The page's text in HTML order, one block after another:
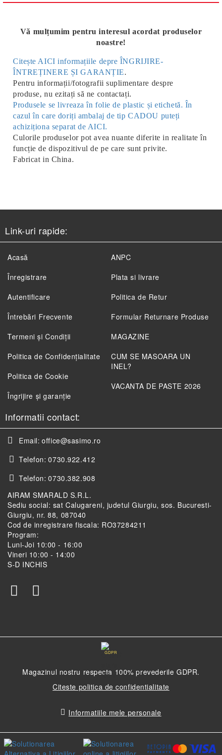
Vă mulțumim pentru interesul acordat produselor
noastre!
Citește AICI informațiile depre ÎNGRIJIRE-
ÎNTREȚINERE ȘI GARANȚIE.
Pentru informații/fotografii suplimentare despre
produse, nu ezitați să ne contactați.
Produsele se livreaza în folie de plastic și etichetă. În
cazul în care doriți ambalaj de tip CADOU puteți
achiziționa separat de AICI.
Culorile produselor pot avea nuante diferite in realitate în
funcție de dispozitivul de pe care sunt privite.
Fabricat in China.
Link-uri rapide:
Acasă
Înregistrare
Autentificare
Întrebări Frecvente
ANPC
Plata si livrare
Politica de Retur
Formular Returnare Produse
Termeni și Condiții
Politica de Confidenţialitate
Politica de Cookie
Îngrijire și garanție
MAGAZINE
CUM SE MASOARA UN
INEL?
VACANTA DE PASTE 2026
Informatii contact:
Email: office@sasimo.ro
Telefon: 0730.922.412
Telefon: 0730.382.908
AIRAM SMARALD S.R.L.
Sediu social: sat Calugareni, judetul Giurgiu, sos. Bucuresti-
Giurgiu, nr. 88, 087040
Cod de inregistrare fiscala: RO37284211
Program:
Luni-Joi 10:00 - 16:00
Vineri 10:00 - 14:00
S-D INCHIS
GDPR
Magazinul nostru respecta 100% prevederile GDPR.
Citeste politica de confidentialitate
Informatiile mele personale